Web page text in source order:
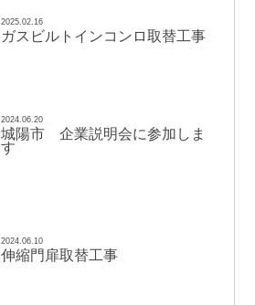
2025.02.16
ガスビルトインコンロ取替工事
2024.06.20
城陽市 企業説明会に参加しま
す
2024.06.10
伸縮門扉取替工事